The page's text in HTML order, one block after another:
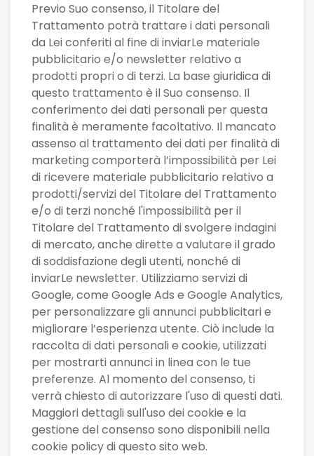
Previo Suo consenso, il Titolare del
Trattamento potrà trattare i dati personali
da Lei conferiti al fine di inviarLe materiale
pubblicitario e/o newsletter relativo a
prodotti propri o di terzi. La base giuridica di
questo trattamento è il Suo consenso. Il
conferimento dei dati personali per questa
finalità è meramente facoltativo. Il mancato
assenso al trattamento dei dati per finalità di
marketing comporterà l’impossibilità per Lei
di ricevere materiale pubblicitario relativo a
prodotti/servizi del Titolare del Trattamento
e/o di terzi nonché l'impossibilità per il
Titolare del Trattamento di svolgere indagini
di mercato, anche dirette a valutare il grado
di soddisfazione degli utenti, nonché di
inviarLe newsletter. Utilizziamo servizi di
Google, come Google Ads e Google Analytics,
per personalizzare gli annunci pubblicitari e
migliorare l’esperienza utente. Ciò include la
raccolta di dati personali e cookie, utilizzati
per mostrarti annunci in linea con le tue
preferenze. Al momento del consenso, ti
verrà chiesto di autorizzare l'uso di questi dati.
Maggiori dettagli sull'uso dei cookie e la
gestione del consenso sono disponibili nella
cookie policy di questo sito web.